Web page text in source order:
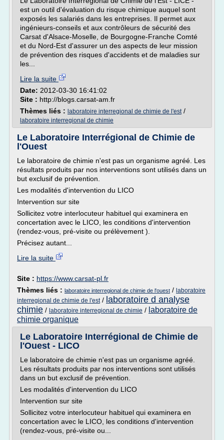
est un outil d'évaluation du risque chimique auquel sont
exposés les salariés dans les entreprises. Il permet aux
ingénieurs-conseils et aux contrôleurs de sécurité des
Carsat d'Alsace-Moselle, de Bourgogne-Franche Comté
et du Nord-Est d'assurer un des aspects de leur mission
de prévention des risques d'accidents et de maladies sur
les...
Lire la suite
Date: 2012-03-30 16:41:02
Site : http://blogs.carsat-am.fr
Thèmes liés : laboratoire interregional de chimie de l'est/
laboratoire interregional de chimie
Le Laboratoire Interrégional de Chimie de
l'Ouest
Le laboratoire de chimie n'est pas un organisme agréé. Les
résultats produits par nos interventions sont utilisés dans un
but exclusif de prévention.
Les modalités d'intervention du LICO
Intervention sur site
Sollicitez votre interlocuteur habituel qui examinera en
concertation avec le LICO, les conditions d'intervention
(rendez-vous, pré-visite ou prélèvement ).
Précisez autant...
Lire la suite
Site : https://www.carsat-pl.fr
Thèmes liés : laboratoire interregional de chimie de l'ouest / laboratoire
interregional de chimie de l'est/ laboratoire d analyse
chimie / laboratoire interregional de chimie / laboratoire de
chimie organique
Le Laboratoire Interrégional de Chimie de
l'Ouest - LICO
Le laboratoire de chimie n'est pas un organisme agréé.
Les résultats produits par nos interventions sont utilisés
dans un but exclusif de prévention.
Les modalités d'intervention du LICO
Intervention sur site
Sollicitez votre interlocuteur habituel qui examinera en
concertation avec le LICO, les conditions d'intervention
(rendez-vous, pré-visite ou...